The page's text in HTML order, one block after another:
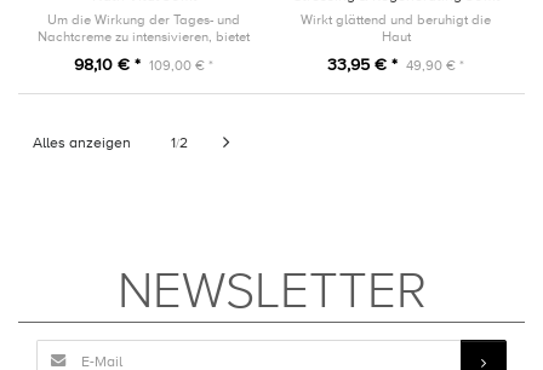
Um die Wirkung der Tages- und
Nachtcreme zu intensivieren, bietet
schmelzende Textur, die wie eine
98,10 € * 109,00 € *
Wirkt glättend und beruhigt die
Haut
33,95 € * 49,90 € *
Alles anzeigen 1/2
NEWSLETTER